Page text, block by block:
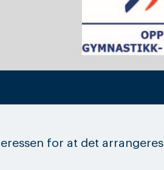
for at det arrangeres